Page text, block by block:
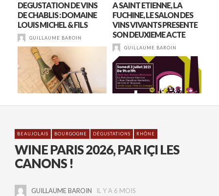
DEGUSTATION DE VINS
DE CHABLIS : DOMAINE
LOUIS MICHEL & FILS
GUILLAUME BAROIN
A SAINT ETIENNE, LA
FUCHINE, LE SALON DES
VINS VIVANTS PRESENTE
SON DEUXIEME ACTE
GUILLAUME BAROIN
BEAUJOLAIS BOURGOGNE DÉGUSTATIONS RHÔNE
WINE PARIS 2026, PAR IÇI LES
CANONS !
GUILLAUME BAROIN IL Y A 6 MOIS